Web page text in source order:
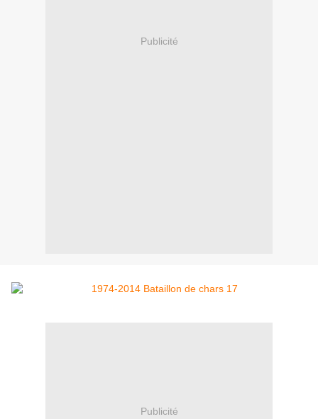
Publicité
Publicité